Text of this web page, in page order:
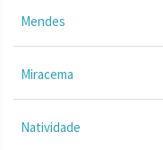
Mendes
Miracema
Natividade